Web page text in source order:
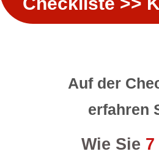
Auf der
erfahren
Wie Sie 7